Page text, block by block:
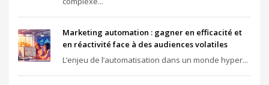
Marketing automation : gagner en efficacité et
en réactivité face à des audiences volatiles
L’enjeu de l’automatisation dans un monde hyper...